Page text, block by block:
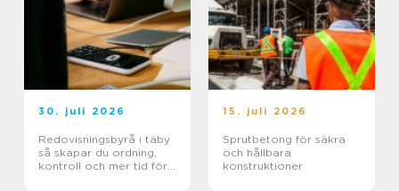
30. juli 2026
Redovisningsbyrå i täby
så skapar du ordning,
kontroll och mer tid för
15. juli 2026
Sprutbetong för säkra
och hållbara
konstruktioner